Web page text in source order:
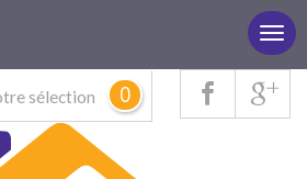
sélection 0